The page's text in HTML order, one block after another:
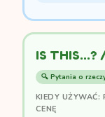
IS THIS...?
🔍 Pytania o
KIEDY UŻYWAĆ:
CENĘ